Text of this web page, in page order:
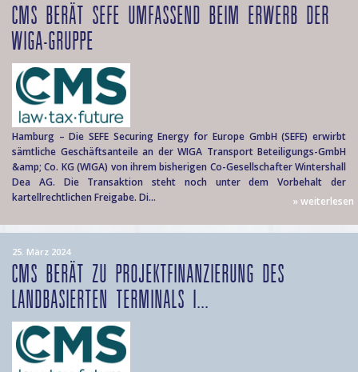
CMS BERÄT SEFE UMFASSEND BEIM ERWERB DER
WIGA-GRUPPE
Hamburg – Die SEFE Securing Energy for Europe GmbH (SEFE) erwirbt
sämtliche Geschäftsanteile an der WIGA Transport Beteiligungs-GmbH
&amp; Co. KG (WIGA) von ihrem bisherigen Co-Gesellschafter Wintershall
Dea AG. Die Transaktion steht noch unter dem Vorbehalt der
kartellrechtlichen Freigabe. Di...
» weiterlesen
25. März 2024
CMS BERÄT ZU PROJEKTFINANZIERUNG DES
LANDBASIERTEN TERMINALS I...